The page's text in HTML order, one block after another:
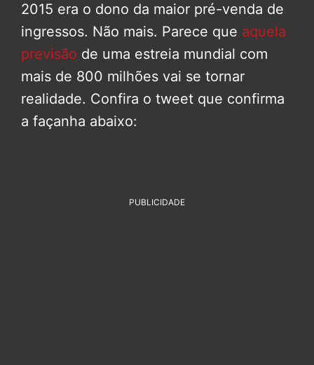
2015 era o dono da maior pré-venda de
ingressos. Não mais. Parece que aquela
previsão de uma estreia mundial com
mais de 800 milhões vai se tornar
realidade. Confira o tweet que confirma
a façanha abaixo:
PUBLICIDADE